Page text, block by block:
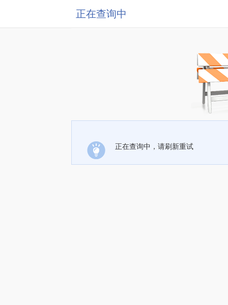
正在查询中
正在查询中，请刷新重试